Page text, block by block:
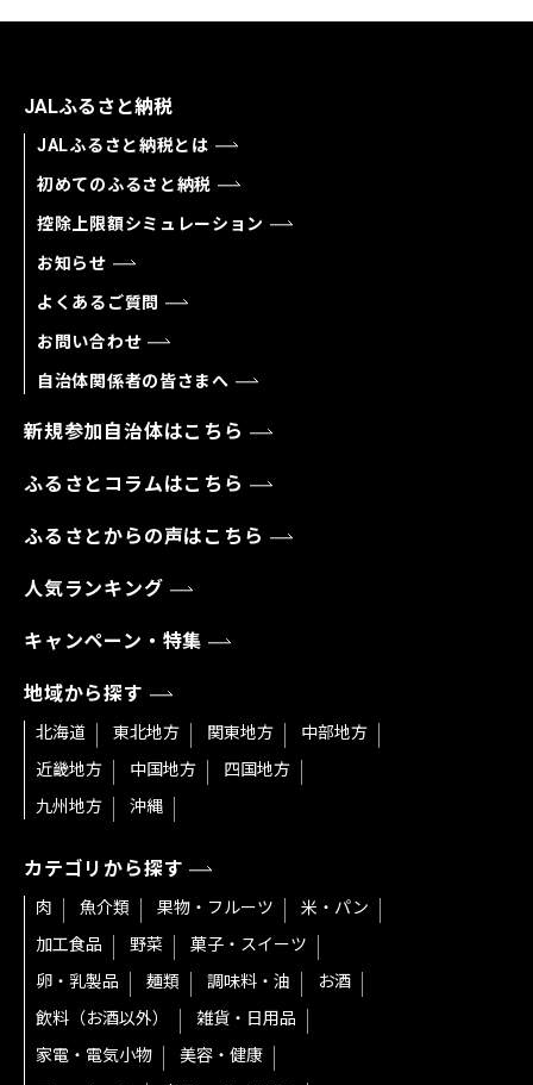
JALふるさと納税
JALふるさと納税とは
初めてのふるさと納税
控除上限額シミュレーション
お知らせ
よくあるご質問
お問い合わせ
自治体関係者の皆さまへ
新規参加自治体はこちら
ふるさとコラムはこちら
ふるさとからの声はこちら
人気ランキング
キャンペーン・特集
地域から探す
北海道 東北地方 関東地方
中部地方
近畿地方
中国地方
四国地方
九州地方
沖縄
カテゴリから探す
肉 魚介類 果物・フルーツ
米・パン
加工食品
野菜
菓子・スイーツ
卵・乳製品
麺類 調味料・油
お酒
飲料（お酒以外）
雑貨・日用品
家電・電気小物
美容・健康